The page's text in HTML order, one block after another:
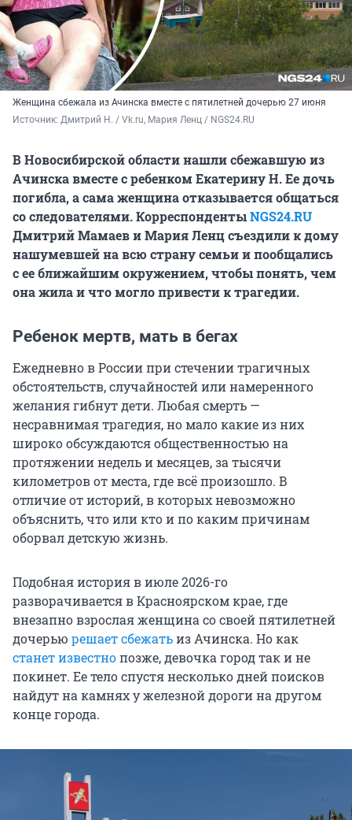
Женщина сбежала из Ачинска вместе с пятилетней дочерью 27 июня
Источник: Дмитрий Н. / Vk.ru, Мария Ленц / NGS24.RU
В Новосибирской области нашли сбежавшую из
Ачинска вместе с ребенком Екатерину Н. Ее дочь
погибла, а сама женщина отказывается общаться
со следователями. КорреспондентыNGS24.RU
Дмитрий Мамаев и Мария Ленц съездили к дому
нашумевшей на всю страну семьи и пообщались
с ее ближайшим окружением, чтобы понять, чем
она жила и что могло привести к трагедии.
Ребенок мертв, мать в бегах
Ежедневно в России при стечении трагичных
обстоятельств, случайностей или намеренного
желания гибнут дети. Любая смерть —
несравнимая трагедия, но мало какие из них
широко обсуждаются общественностью на
протяжении недель и месяцев, за тысячи
километров от места, где всё произошло. В
отличие от историй, в которых невозможно
объяснить, что или кто и по каким причинам
оборвал детскую жизнь.
Подобная история в июле 2026-го
разворачивается в Красноярском крае, где
внезапно взрослая женщина со своей пятилетней
дочерью решает сбежатьиз Ачинска. Но как
станет известнопозже, девочка город так и не
покинет. Ее тело спустя несколько дней поисков
найдут на камнях у железной дороги на другом
конце города.